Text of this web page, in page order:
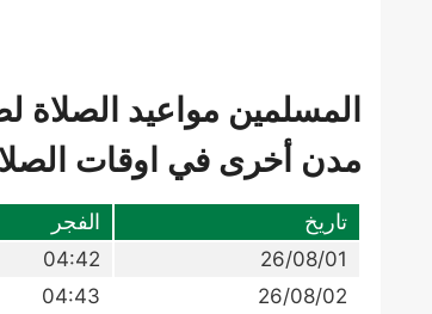
المسلمين مواعيد
مدن أخرى في اوقات
تاريخ الفجر
26/08/01
04:42
26/08/02
04:43